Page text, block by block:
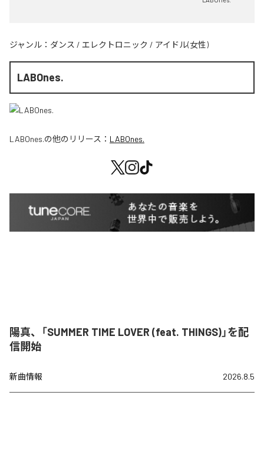
ジャンル： ダンス / エレクトロニック / アイドル(女性)
LABOnes.
LABOnes.の他のリリース： LABOnes.
陽真、「SUMMER TIME LOVER (feat. THINGS)」を配
信開始
新曲情報 2026.8.5